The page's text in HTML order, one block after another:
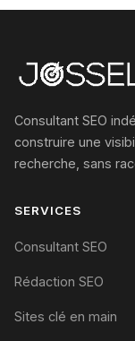
Consultant SEO
construire une
recherche, sans
SERVICES
Consultant SEO
Rédaction SEO
Sites clé en main